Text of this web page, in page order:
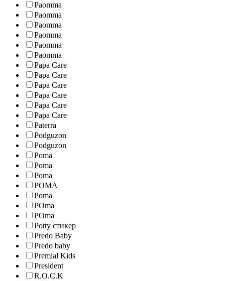
Paomma
Paomma
Paomma
Paomma
Paomma
Paomma
Papa Care
Papa Care
Papa Care
Papa Care
Papa Care
Papa Care
Paterra
Podguzon
Podguzon
Poma
Poma
Poma
POMA
Poma
POma
POma
Potty стикер
Predo Baby
Predo baby
Premial Kids
President
R.O.C.K